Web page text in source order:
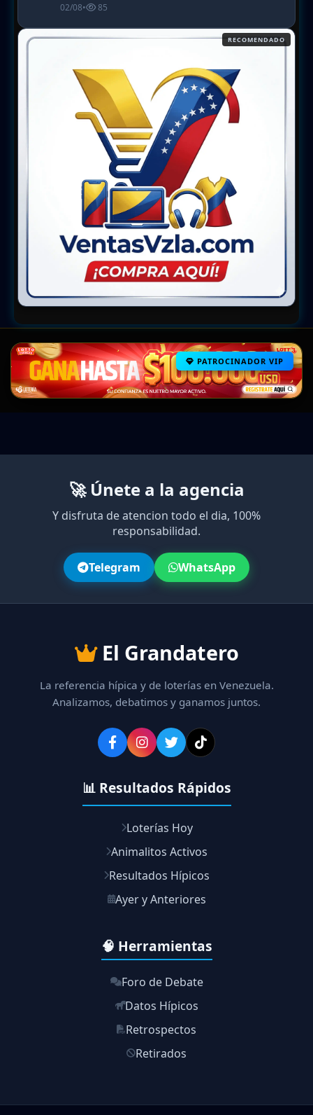
02/08• 85
RECOMENDADO
PATROCINADOR VIP
🚀 Únete a la agencia
Y disfruta de atencion todo el dia, 100%
responsabilidad.
Telegram WhatsApp
El Grandatero
La referencia hípica y de loterías en Venezuela.
Analizamos, debatimos y ganamos juntos.
📊 Resultados Rápidos
Loterías Hoy
Animalitos Activos
Resultados Hípicos
Ayer y Anteriores
🧠 Herramientas
Foro de Debate
Datos Hípicos
Retrospectos
Retirados